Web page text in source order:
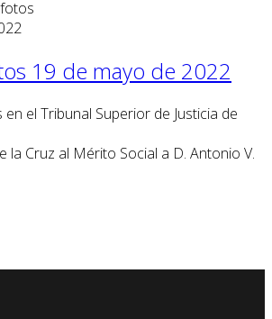
19 de mayo de 2022
en el Tribunal Superior de Justicia de
la Cruz al Mérito Social a D. Antonio V.